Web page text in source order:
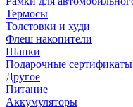
Термосы
Толстовки и худи
Флеш накопители
Шапки
Подарочные сертификаты
Другое
Питание
Аккумуляторы